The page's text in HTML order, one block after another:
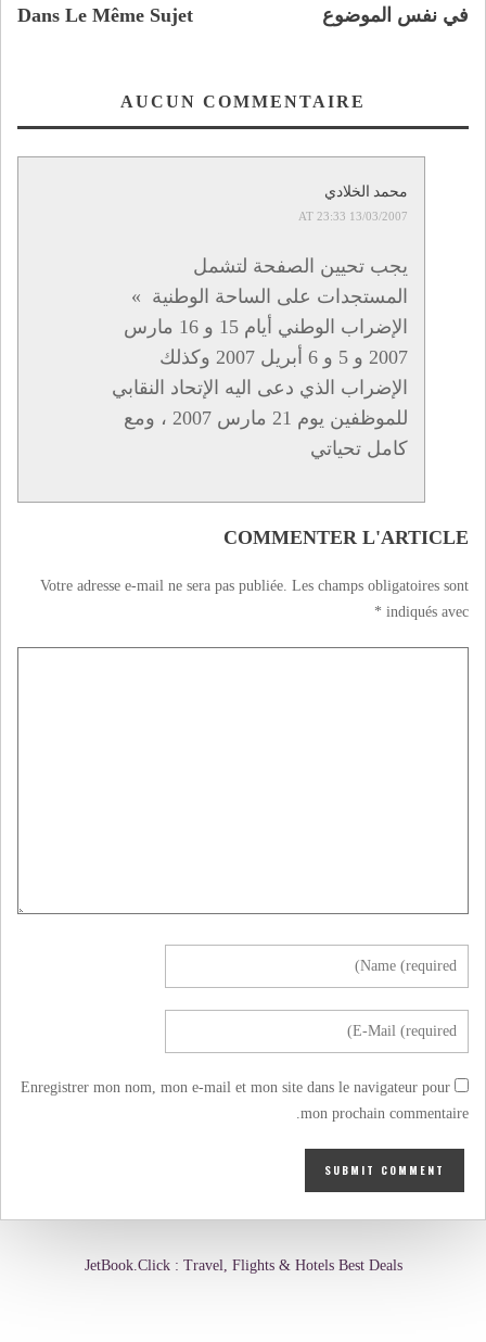
Dans Le Même Sujet في نفس الموضوع
AUCUN COMMENTAIRE
محمد الخلادي
13/03/2007 AT 23:33
يجب تحيين الصفحة لتشمل
المستجدات على الساحة الوطنية »
الإضراب الوطني أيام 15 و 16 مارس
2007 و 5 و 6 أبريل 2007 وكذلك
الإضراب الذي دعى اليه الإتحاد النقابي
للموظفين يوم 21 مارس 2007 ، ومع
كامل تحياتي
COMMENTER L'ARTICLE
Votre adresse e-mail ne sera pas publiée. Les champs obligatoires sont
indiqués avec
*
Enregistrer mon nom, mon e-mail et mon site dans le navigateur pour
mon prochain commentaire.
JetBook.Click : Travel, Flights & Hotels Best Deals